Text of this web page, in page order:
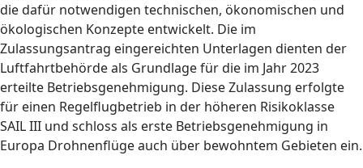
die dafür notwendigen technischen, ökonomischen und
ökologischen Konzepte entwickelt. Die im
Zulassungsantrag eingereichten Unterlagen dienten der
Luftfahrtbehörde als Grundlage für die im Jahr 2023
erteilte Betriebsgenehmigung. Diese Zulassung erfolgte
für einen Regelflugbetrieb in der höheren Risikoklasse
SAIL III und schloss als erste Betriebsgenehmigung in
Europa Drohnenflüge auch über bewohntem Gebieten ein.